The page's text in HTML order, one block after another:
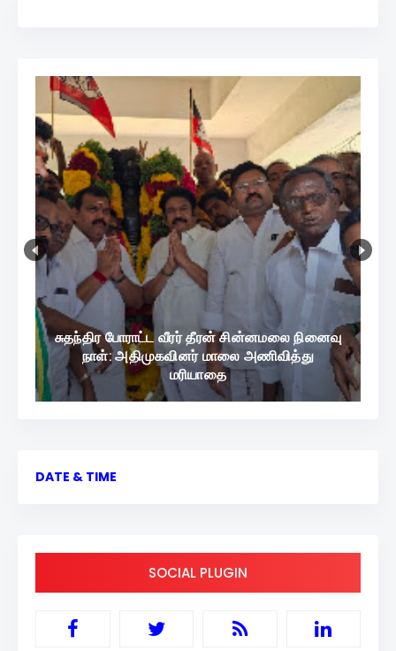
சுதந்திர போராட்ட வீரர் தீரன் சின்னமலை நினைவு
நாள்: அதிமுகவினர் மாலை அணிவித்து
மரியாதை
DATE & TIME
SOCIAL PLUGIN